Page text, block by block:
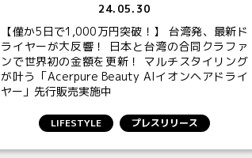
24.05.30
【僅か5日で1,000万円突破！】 台湾発、最新ド
ライヤーが大反響！ 日本と台湾の合同クラファ
ンで世界初の金額を更新！ マルチスタイリング
が叶う「Acerpure Beauty AIイオンヘアドライ
ヤー」先行販売実施中
LIFESTYLE プレスリリース